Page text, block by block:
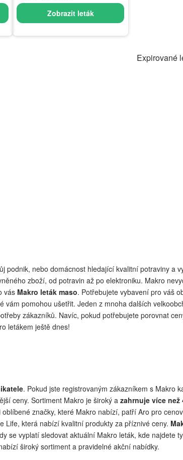
Zobrazit leták
Expirované
podnik, nebo domácnost hledající kvalitní potraviny a
zboží, od potravin až po elektroniku. Makro
vás Makro leták maso. Potřebujete vybavení pro váš
vám pomohou ušetřit. Jeden z mnoha dalších
zákazníků. Navíc, pokud potřebujete porovnat
letákem ještě dnes!
. Pokud jste registrovaným zákazníkem s Makro
ceny. Sortiment Makro je široký a zahrnuje více než
značky, které Makro nabízí, patří Aro pro
Life, která nabízí kvalitní produkty za příznivé ceny.
se vyplatí sledovat aktuální Makro leták, kde najdete
široký sortiment a pravidelné akční nabídky.